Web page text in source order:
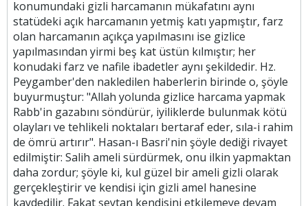
konumundaki gizli harcamanın mükafatını aynı
statüdeki açık harcamanın yetmiş katı yapmıştır, farz
olan harcamanın açıkça yapılmasını ise gizlice
yapılmasından yirmi beş kat üstün kılmıştır; her
konudaki farz ve nafile ibadetler aynı şekildedir. Hz.
Peygamber'den nakledilen haberlerin birinde o, şöyle
buyurmuştur: "Allah yolunda gizlice harcama yapmak
Rabb'in gazabını söndürür, iyiliklerde bulunmak kötü
olayları ve tehlikeli noktaları bertaraf eder, sıla-i rahim
de ömrü artırır". Hasan-ı Basri'nin şöyle dediği rivayet
edilmiştir: Salih ameli sürdürmek, onu ilkin yapmaktan
daha zordur; şöyle ki, kul güzel bir ameli gizli olarak
gerçekleştirir ve kendisi için gizli amel hanesine
kaydedilir. Fakat şeytan kendisini etkilemeye devam